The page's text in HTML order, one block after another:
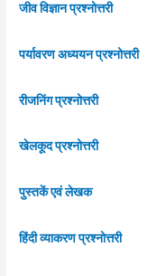
जीव विज्ञान प्रश्नोत्तरी
पर्यावरण अध्ययन प्रश्नोत्तरी
रीजनिंग प्रश्नोत्तरी
खेलकूद प्रश्नोत्तरी
पुस्तकें एवं लेखक
हिंदी व्याकरण प्रश्नोत्तरी